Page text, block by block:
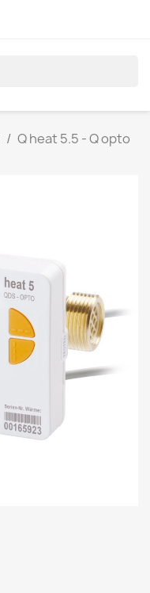
Q heat 5.5 - Q opto